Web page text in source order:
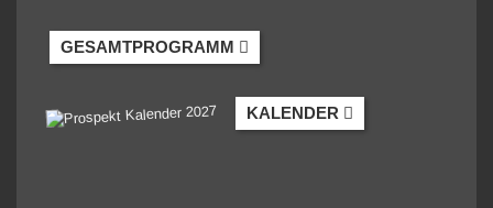
GESAMTPROGRAMM
KALENDER